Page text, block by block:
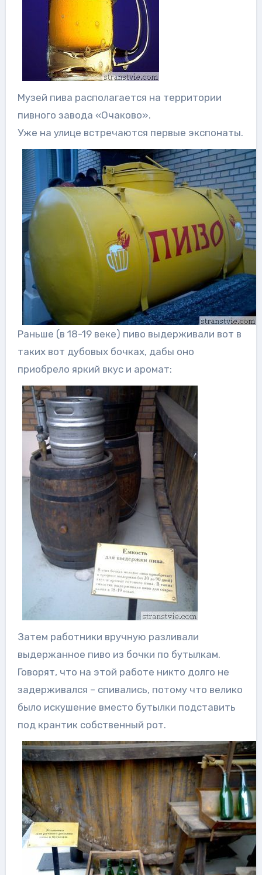
Музей пива располагается на территории
пивного завода «Очаково».
Уже на улице встречаются первые экспонаты.
Раньше (в 18-19 веке) пиво выдерживали вот в
таких вот дубовых бочках, дабы оно
приобрело яркий вкус и аромат:
Затем работники вручную разливали
выдержанное пиво из бочки по бутылкам.
Говорят, что на этой работе никто долго не
задерживался – спивались, потому что велико
было искушение вместо бутылки подставить
под крантик собственный рот.